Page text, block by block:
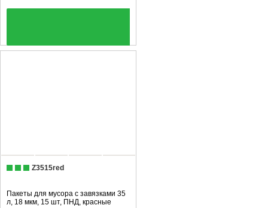
Z3515red
Пакеты для мусора с завязками 35
л, 18 мкм, 15 шт, ПНД, красные